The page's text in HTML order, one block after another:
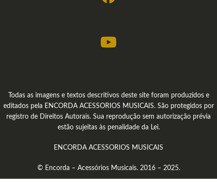
Todas as imagens e textos descritivos deste site foram produzidos e
editados pela ENCORDA ACESSORIOS MUSICAIS. São protegidos por
registro de Direitos Autorais. Sua reprodução sem autorização prévia
estão sujeitas às penalidade da Lei.
ENCORDA ACESSORIOS MUSICAIS
© Encorda – Acessórios Musicais. 2016 – 2025.